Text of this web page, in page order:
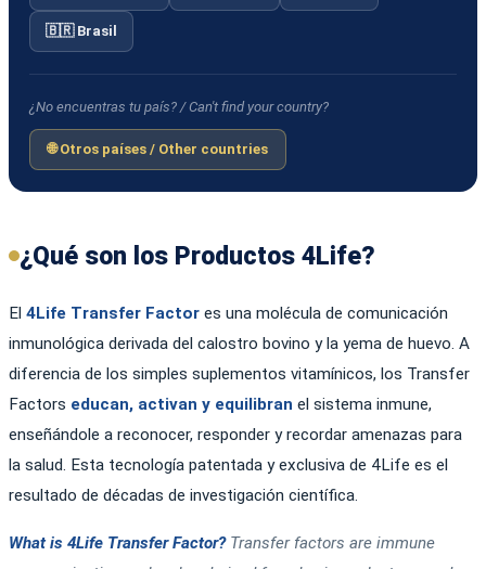
🇧🇷 Brasil
¿No encuentras tu país? / Can't find your country?
🌐 Otros países / Other countries
¿Qué son los Productos 4Life?
El 4Life Transfer Factor es una molécula de comunicación
inmunológica derivada del calostro bovino y la yema de huevo. A
diferencia de los simples suplementos vitamínicos, los Transfer
Factors educan, activan y equilibran el sistema inmune,
enseñándole a reconocer, responder y recordar amenazas para
la salud. Esta tecnología patentada y exclusiva de 4Life es el
resultado de décadas de investigación científica.
What is 4Life Transfer Factor?Transfer factors are immune